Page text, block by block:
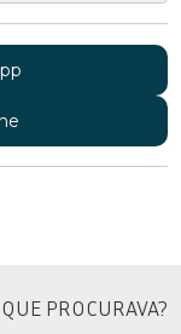
PROCURAVA?